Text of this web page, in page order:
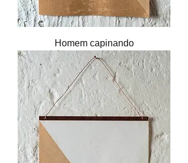
Homem capinando